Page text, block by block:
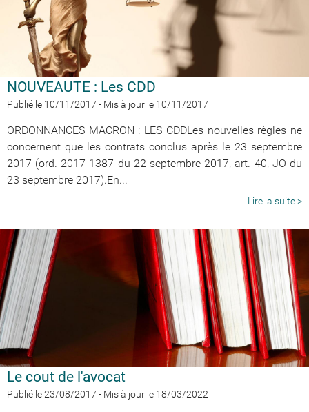
NOUVEAUTE : Les CDD
Publié le 10/11/2017 - Mis à jour le 10/11/2017
ORDONNANCES MACRON : LES CDDLes nouvelles règles ne
concernent que les contrats conclus après le 23 septembre
2017 (ord. 2017-1387 du 22 septembre 2017, art. 40, JO du
23 septembre 2017).En...
Lire la suite >
Le cout de l'avocat
Publié le 23/08/2017 - Mis à jour le 18/03/2022